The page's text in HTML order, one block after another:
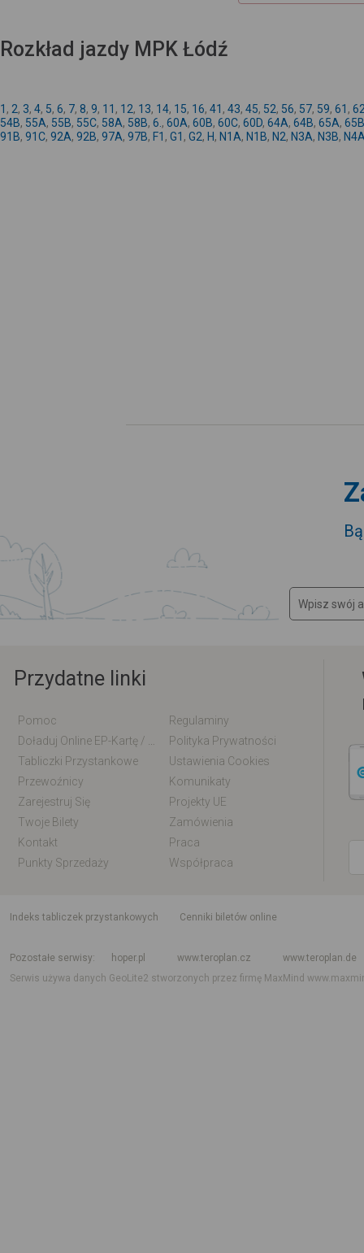
Rozkład jazdy MPK Łódź
1 , 2, 3, 4, 5, 6, 7, 8, 9, 11 , 12, 13, 14, 15, 16, 41 , 43, 45, 52, 56, 57, 59, 61 ,
54B, 55A, 55B, 55C, 58A, 58B, 6. , 60A, 60B, 60C, 60D, 64A, 64B, 65A, 65B
91B, 91C, 92A, 92B, 97A, 97B, F1 , G1 , G2, H, N1A, N1B, N2, N3A, N3B,
Przydatne linki
Pomoc
Regulaminy
Polityka Prywatności
Tabliczki Przystankowe
Ustawienia Cookies
Przewoźnicy
Komunikaty
Zarejestruj Się
Projekty UE
Twoje Bilety
Zamówienia
Kontakt
Praca
Punkty Sprzedaży
Współpraca
indeks tabliczek przystankowych
Cenniki biletów online
Pozostałe serwisy
hoper.pl www.teroplan.cz
www.teroplan.de
Serwis używa danych GeoLite2 stworzonych przez firmę MaxMind